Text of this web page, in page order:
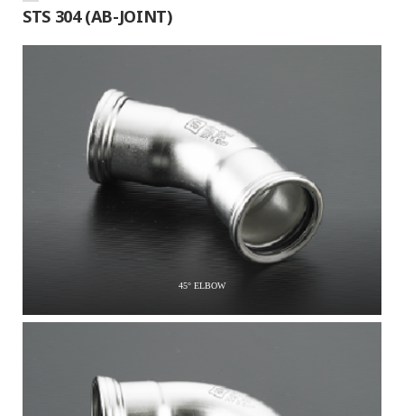
STS 304 (AB-JOINT)
45° ELBOW